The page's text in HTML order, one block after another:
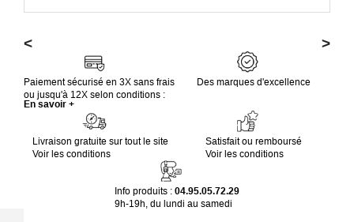
< >
Paiement sécurisé en 3X sans frais
ou jusqu'à 12X selon conditions :
En savoir +
Des marques d'excellence
Livraison gratuite sur tout le site
Voir les conditions
Satisfait ou remboursé
Voir les conditions
Info produits : 04.95.05.72.29
9h-19h, du lundi au samedi